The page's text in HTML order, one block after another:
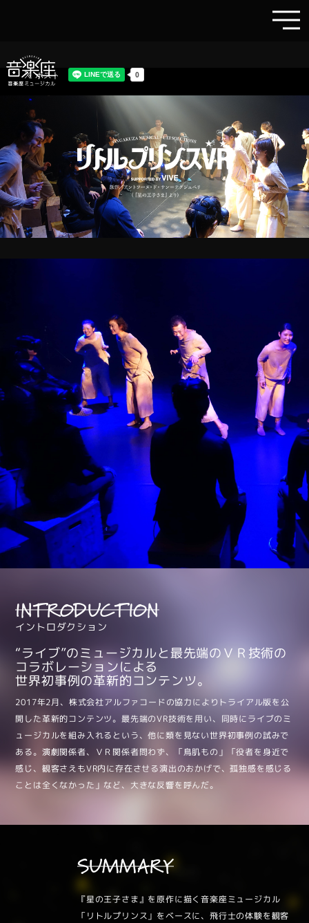
INTRODUCTION
イントロダクション
“ライブ”のミュージカルと最先端のＶＲ技術の
コラボレーションによる
世界初事例の革新的コンテンツ。
2017年2月、株式会社アルファコードの協力によりトライアル版を公
開した革新的コンテンツ。最先端のVR技術を用い、同時にライブのミ
ュージカルを組み入れるという、他に類を見ない世界初事例の試みで
ある。演劇関係者、ＶＲ関係者問わず、「鳥肌もの」「役者を身近で
感じ、観客さえもVR内に存在させる演出のおかげで、孤独感を感じる
ことは全くなかった」など、大きな反響を呼んだ。
SUMMARY
『星の王子さま』を原作に描く音楽座ミュージカル
「リトルプリンス」をベースに、飛行士の体験を観客